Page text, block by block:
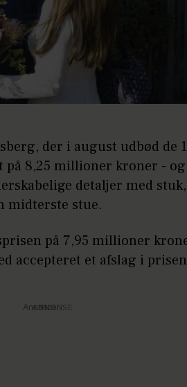
der i august udbød de
8,25 millioner kroner -
detaljer med stuk,
midterste stue.
på 7,95 millioner
accepteret et afslag i
Annonce